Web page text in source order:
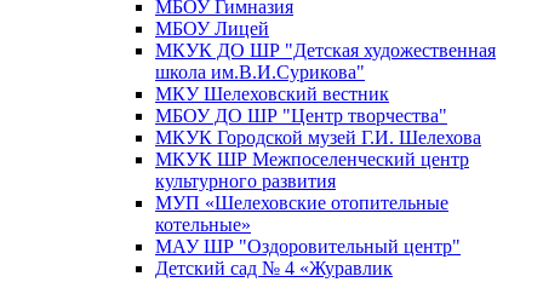
МБОУ Гимназия
МБОУ Лицей
МКУК ДО ШР "Детская художественная
школа им.В.И.Сурикова"
МКУ Шелеховский вестник
МБОУ ДО ШР "Центр творчества"
МКУК Городской музей Г.И. Шелехова
МКУК ШР Межпоселенческий центр
культурного развития
МУП «Шелеховские отопительные
котельные»
МАУ ШР "Оздоровительный центр"
Детский сад № 4 «Журавлик